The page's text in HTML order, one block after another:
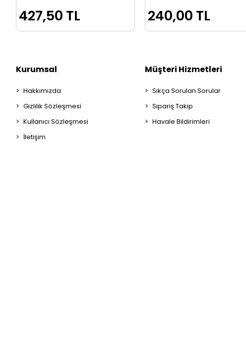
427,50 TL 240,00 TL
Kurumsal
Hakkımızda
Gizlilik Sözleşmesi
Kullanıcı Sözleşmesi
İletişim
Müşteri Hizmetleri
Sıkça Sorulan Sorular
Sipariş Takip
Havale Bildirimleri